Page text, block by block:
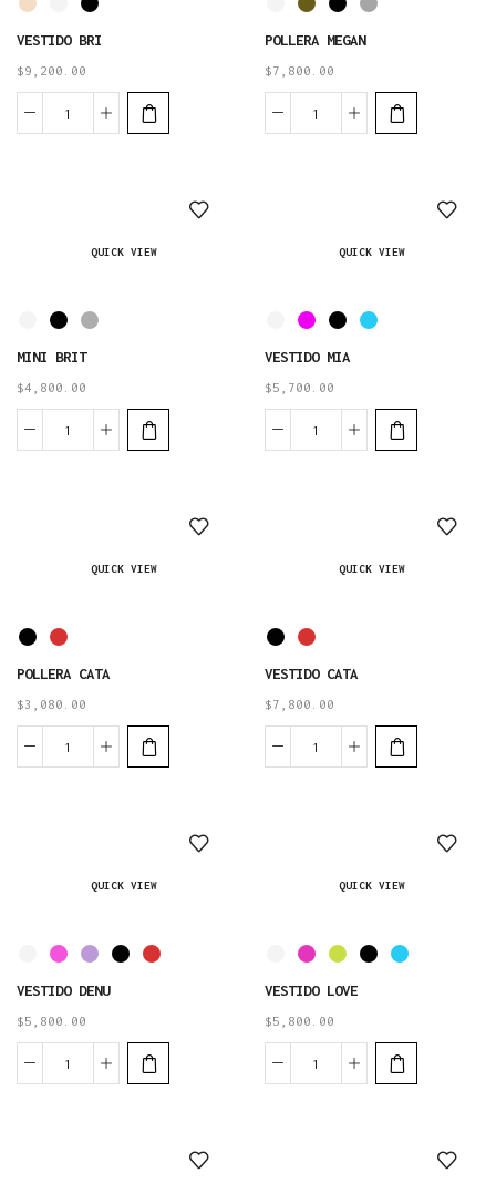
VESTIDO BRI
$9,200.00
POLLERA MEGAN
$7,800.00
QUICK VIEW
MINI BRIT
$4,800.00
QUICK VIEW
VESTIDO MIA
$5,700.00
QUICK VIEW
POLLERA CATA
$3,080.00
QUICK VIEW
VESTIDO CATA
$7,800.00
QUICK VIEW
VESTIDO DENU
$5,800.00
QUICK VIEW
VESTIDO LOVE
$5,800.00